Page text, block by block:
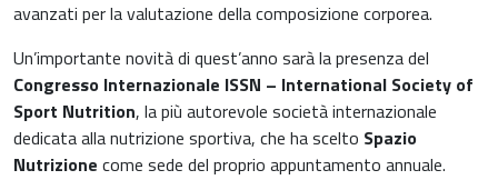
Chirurgia e Medicina Trasfusionale
Ematologia
Gastroenterologia
avanzati per la valutazione della composizione corporea.
Un’importante novità di quest’anno sarà la presenza del
Congresso Internazionale ISSN – International Society of
Sport Nutrition, la più autorevole società internazionale
dedicata alla nutrizione sportiva, che ha scelto Spazio
Nutrizione come sede del proprio appuntamento annuale.